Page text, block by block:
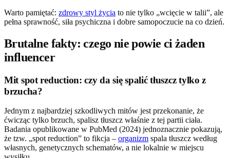
Warto pamiętać: zdrowy styl życia to nie tylko „wcięcie w talii”, ale
pełna sprawność, siła psychiczna i dobre samopoczucie na co dzień.
Brutalne fakty: czego nie powie ci żaden
influencer
Mit spot reduction: czy da się spalić tłuszcz tylko z
brzucha?
Jednym z najbardziej szkodliwych mitów jest przekonanie, że
ćwicząc tylko brzuch, spalisz tłuszcz właśnie z tej partii ciała.
Badania opublikowane w PubMed (2024) jednoznacznie pokazują,
że tzw. „spot reduction” to fikcja – organizm spala tłuszcz według
własnych, genetycznych schematów, a nie lokalnie w miejscu